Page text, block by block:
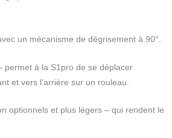
un mécanisme de dégrisement à 90°.
permet à la S1pro de se déplacer
et vers l’arrière sur un rouleau.
optionnels et plus légers – qui rendent le